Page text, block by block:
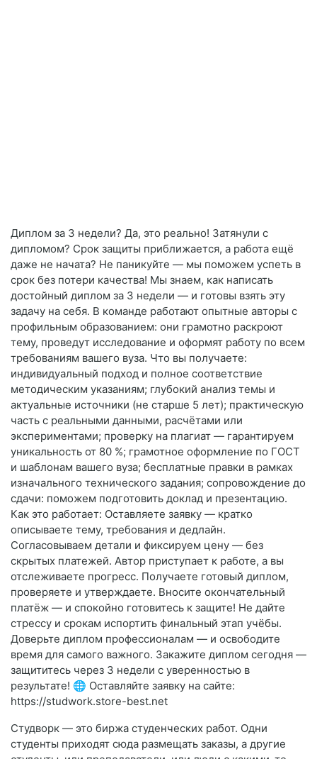
Диплом за 3 недели? Да, это реально! Затянули с
дипломом? Срок защиты приближается, а работа ещё
даже не начата? Не паникуйте — мы поможем успеть в
срок без потери качества! Мы знаем, как написать
достойный диплом за 3 недели — и готовы взять эту
задачу на себя. В команде работают опытные авторы с
профильным образованием: они грамотно раскроют
тему, проведут исследование и оформят работу по всем
требованиям вашего вуза. Что вы получаете:
индивидуальный подход и полное соответствие
методическим указаниям; глубокий анализ темы и
актуальные источники (не старше 5 лет); практическую
часть с реальными данными, расчётами или
экспериментами; проверку на плагиат — гарантируем
уникальность от 80 %; грамотное оформление по ГОСТ
и шаблонам вашего вуза; бесплатные правки в рамках
изначального технического задания; сопровождение до
сдачи: поможем подготовить доклад и презентацию.
Как это работает: Оставляете заявку — кратко
описываете тему, требования и дедлайн.
Согласовываем детали и фиксируем цену — без
скрытых платежей. Автор приступает к работе, а вы
отслеживаете прогресс. Получаете готовый диплом,
проверяете и утверждаете. Вносите окончательный
платёж — и спокойно готовитесь к защите! Не дайте
стрессу и срокам испортить финальный этап учёбы.
Доверьте диплом профессионалам — и освободите
время для самого важного. Закажите диплом сегодня —
защититесь через 3 недели с уверенностью в
результате! 🌐 Оставляйте заявку на сайте:
https://studwork.store-best.net
Студворк — это биржа студенческих работ. Одни
студенты приходят сюда размещать заказы, а другие